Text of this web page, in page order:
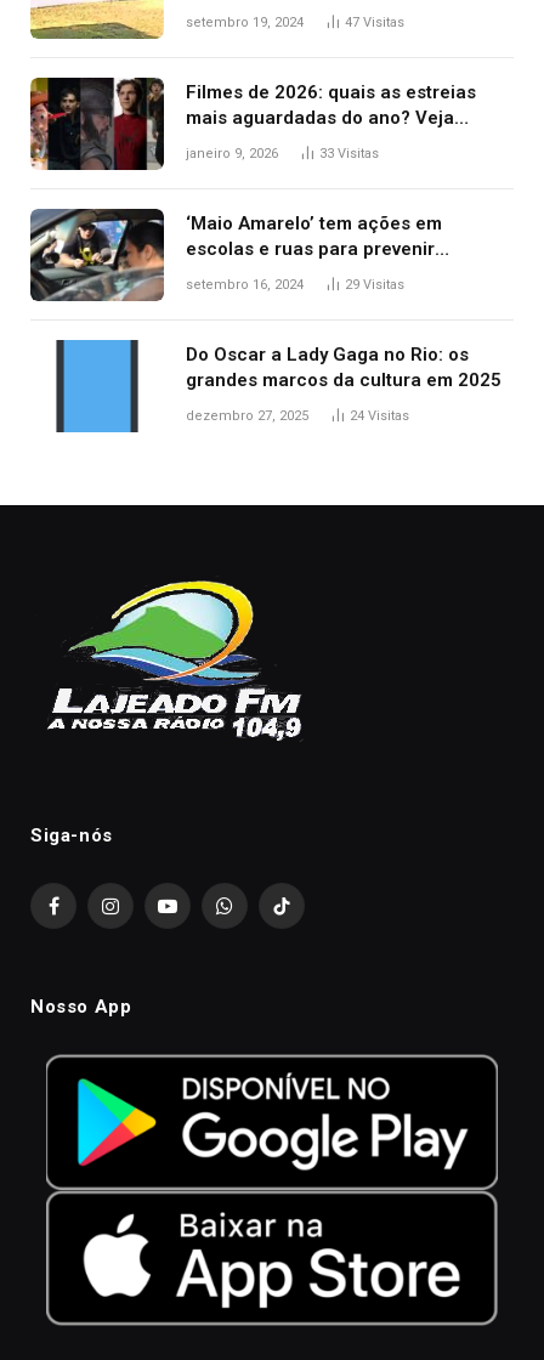
durante confusão no trânsito
setembro 19, 2024 47 Visitas
Filmes de 2026: quais as estreias
mais aguardadas do ano? Veja
principais lançamentos do cinema
janeiro 9, 2026 33 Visitas
‘Maio Amarelo’ tem ações em
escolas e ruas para prevenir
acidentes no trânsito no AP
setembro 16, 2024 29 Visitas
Do Oscar a Lady Gaga no Rio: os
grandes marcos da cultura em 2025
dezembro 27, 2025 24 Visitas
Siga-nós
FacebookInstagramYouTubeWhatsAppTikTok
Nosso App